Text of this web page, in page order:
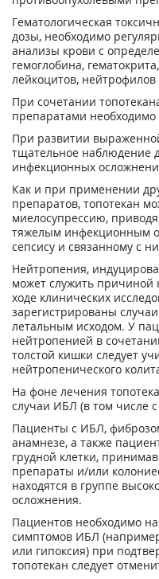
Гематологическая
дозы, необходимо
анализы крови с
гемоглобина,
лейкоцитов,
При сочетании
препаратами необходимо
При развитии
тщательное наблюдение
инфекционных
Как и при применении
препаратов, топотекан
миелосупрессию,
тяжелым инфекционным
сепсису и связанному с
Нейтропения,
может служить причиной
ходе клинических
зарегистрированы
летальным исходом. У
нейтропенией в
толстой кишки следует
нейтропенического
На фоне лечения
случаи ИБЛ (в том числе
Пациенты с ИБЛ,
анамнезе, а также
грудной клетки,
препараты и/или
находятся в группе
осложнения.
Пациентов необходимо
симптомов ИБЛ
или гипоксия) при
топотекан следует